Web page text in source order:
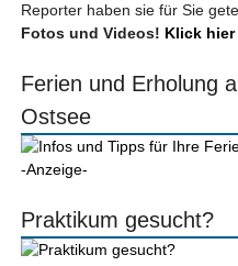
Reporter haben sie für Sie
Fotos und Videos! Klick hier
Ferien und Erholung
Ostsee
-Anzeige-
Praktikum gesucht?